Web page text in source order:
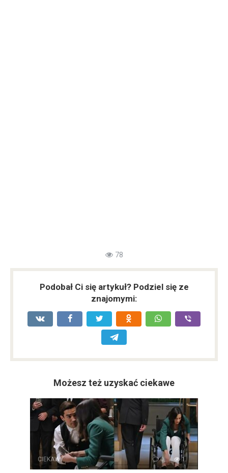
78
Podobał Ci się artykuł? Podziel się ze
znajomymi:
Możesz też uzyskać ciekawe
CIEKAWY 0 1